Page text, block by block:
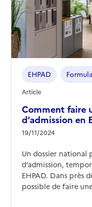
Comment faire
d’admission en
19/11/2024
EHPAD
Article
Un dossier national
d’admission,
EHPAD. Dans près
possible de faire